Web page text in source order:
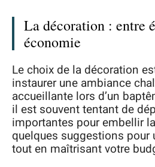
La décoration : entre
économie
Le choix de la décoration
instaurer une ambiance
accueillante lors d’un
il est souvent tentant de
importantes pour embellir
quelques suggestions pour
tout en maîtrisant votre